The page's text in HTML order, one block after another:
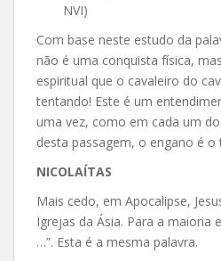
NVI)
Com base neste estudo da
não é uma conquista física,
espiritual que o cavaleiro do
tentando! Este é um
uma vez, como em cada um
desta passagem, o engano é o
NICOLAÍTAS
Mais cedo, em Apocalipse,
Igrejas da Ásia. Para a maioria
…”. Esta é a mesma palavra.